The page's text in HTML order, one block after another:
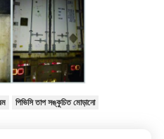
পিভিসি তাপ সঙ্কুচিত মোড়ানো